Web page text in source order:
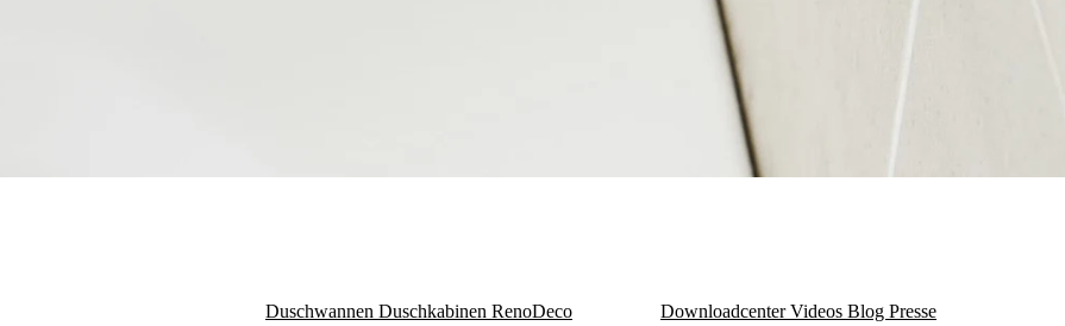
Duschwannen Duschkabinen RenoDeco
Download­centerVideos Blog Presse